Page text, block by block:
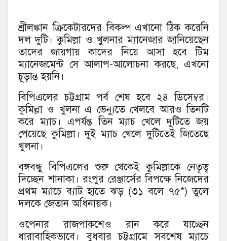
শ্রীলঙ্কান ক্রিকেটারদের বিকল্প এখানো ঠিক করেনি
দল দুটি। কুমিল্লা ও খুলনার ম্যানেজার জানিয়েছেন
তাদের জায়গায় কাদের নিয়ে আসা হবে টিম
ম্যানেজমেন্ট সে আলাপ-আলোচনা করছে, এখনো
চূড়ান্ত হয়নি।
বিপিএলের চট্টগ্রাম পর্ব শেষ হবে ২৪ ডিসেম্বর।
কুমিল্লা ও খুলনা এ ভেন্যুতে খেলবে আরও তিনটি
করে ম্যাচ। এপর্যন্ত তিন ম্যাচ খেলে দুটিতে জয়
পেয়েছে কুমিল্লা। দুই ম্যাচ খেলে দুটিতেই জিতেছে
খুলনা।
বঙ্গবন্ধু বিপিএলের শুরু থেকেই কুমিল্লাকে নেতৃত্ব
দিচ্ছেন শানাকা। রংপুর রেঞ্জার্সের বিপক্ষে নিজেদের
প্রথম ম্যাচে ব্যাট হাতে ঝড় (৩১ বলে ৭৫*) তুলে
দলকে জেতান অধিনায়ক।
ওপেনার রাজপাকশেও রান করে যাচ্ছেন
ধারাবাহিকভাবে। বুধবার চট্টগ্রামে সবশেষ ম্যাচে